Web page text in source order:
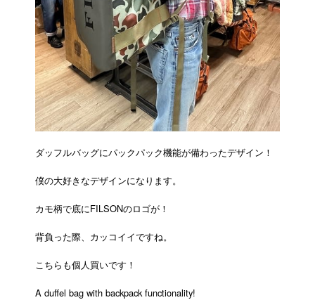
ダッフルバッグにパックパック機能が備わったデザイン！
僕の大好きなデザインになります。
カモ柄で底にFILSONのロゴが！
背負った際、カッコイイですね。
こちらも個人買いです！
A duffel bag with backpack functionality!